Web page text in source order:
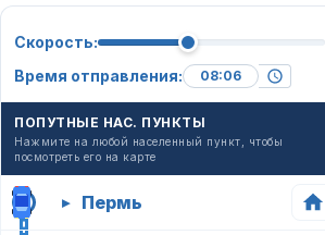
Скорость:
Время отправления:
ПОПУТНЫЕ НАС. ПУНКТЫ
Нажмите на любой населенный пункт, чтобы
посмотреть его на карте
▸ Пермь